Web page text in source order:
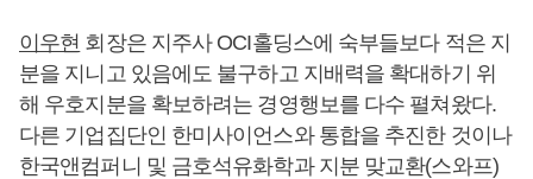
이우현 회장은 지주사 OCI홀딩스에 숙부들보다 적은 지
분을 지니고 있음에도 불구하고 지배력을 확대하기 위
해 우호지분을 확보하려는 경영행보를 다수 펼쳐왔다.
다른 기업집단인 한미사이언스와 통합을 추진한 것이나
한국앤컴퍼니 및 금호석유화학과 지분 맞교환(스와프)